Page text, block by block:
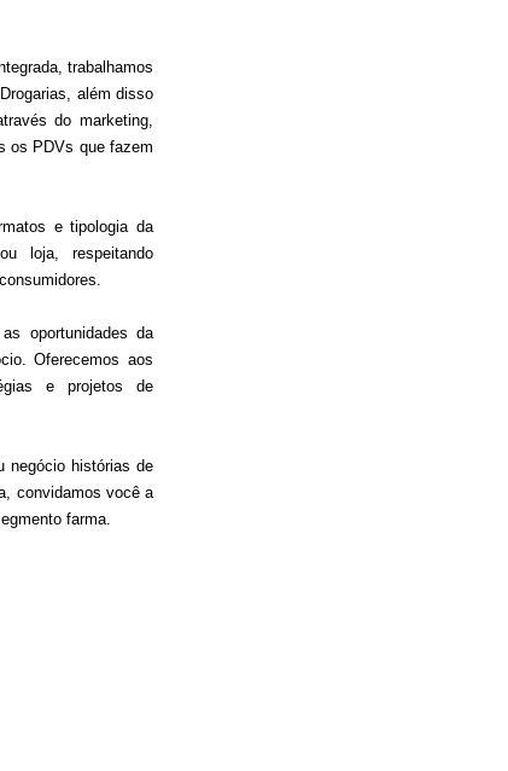
trabalhamos
além disso
do marketing,
os PDVs que fazem
e tipologia da
loja, respeitando
oportunidades da
Oferecemos aos
e projetos de
negócio histórias de
convidamos você a
farma.